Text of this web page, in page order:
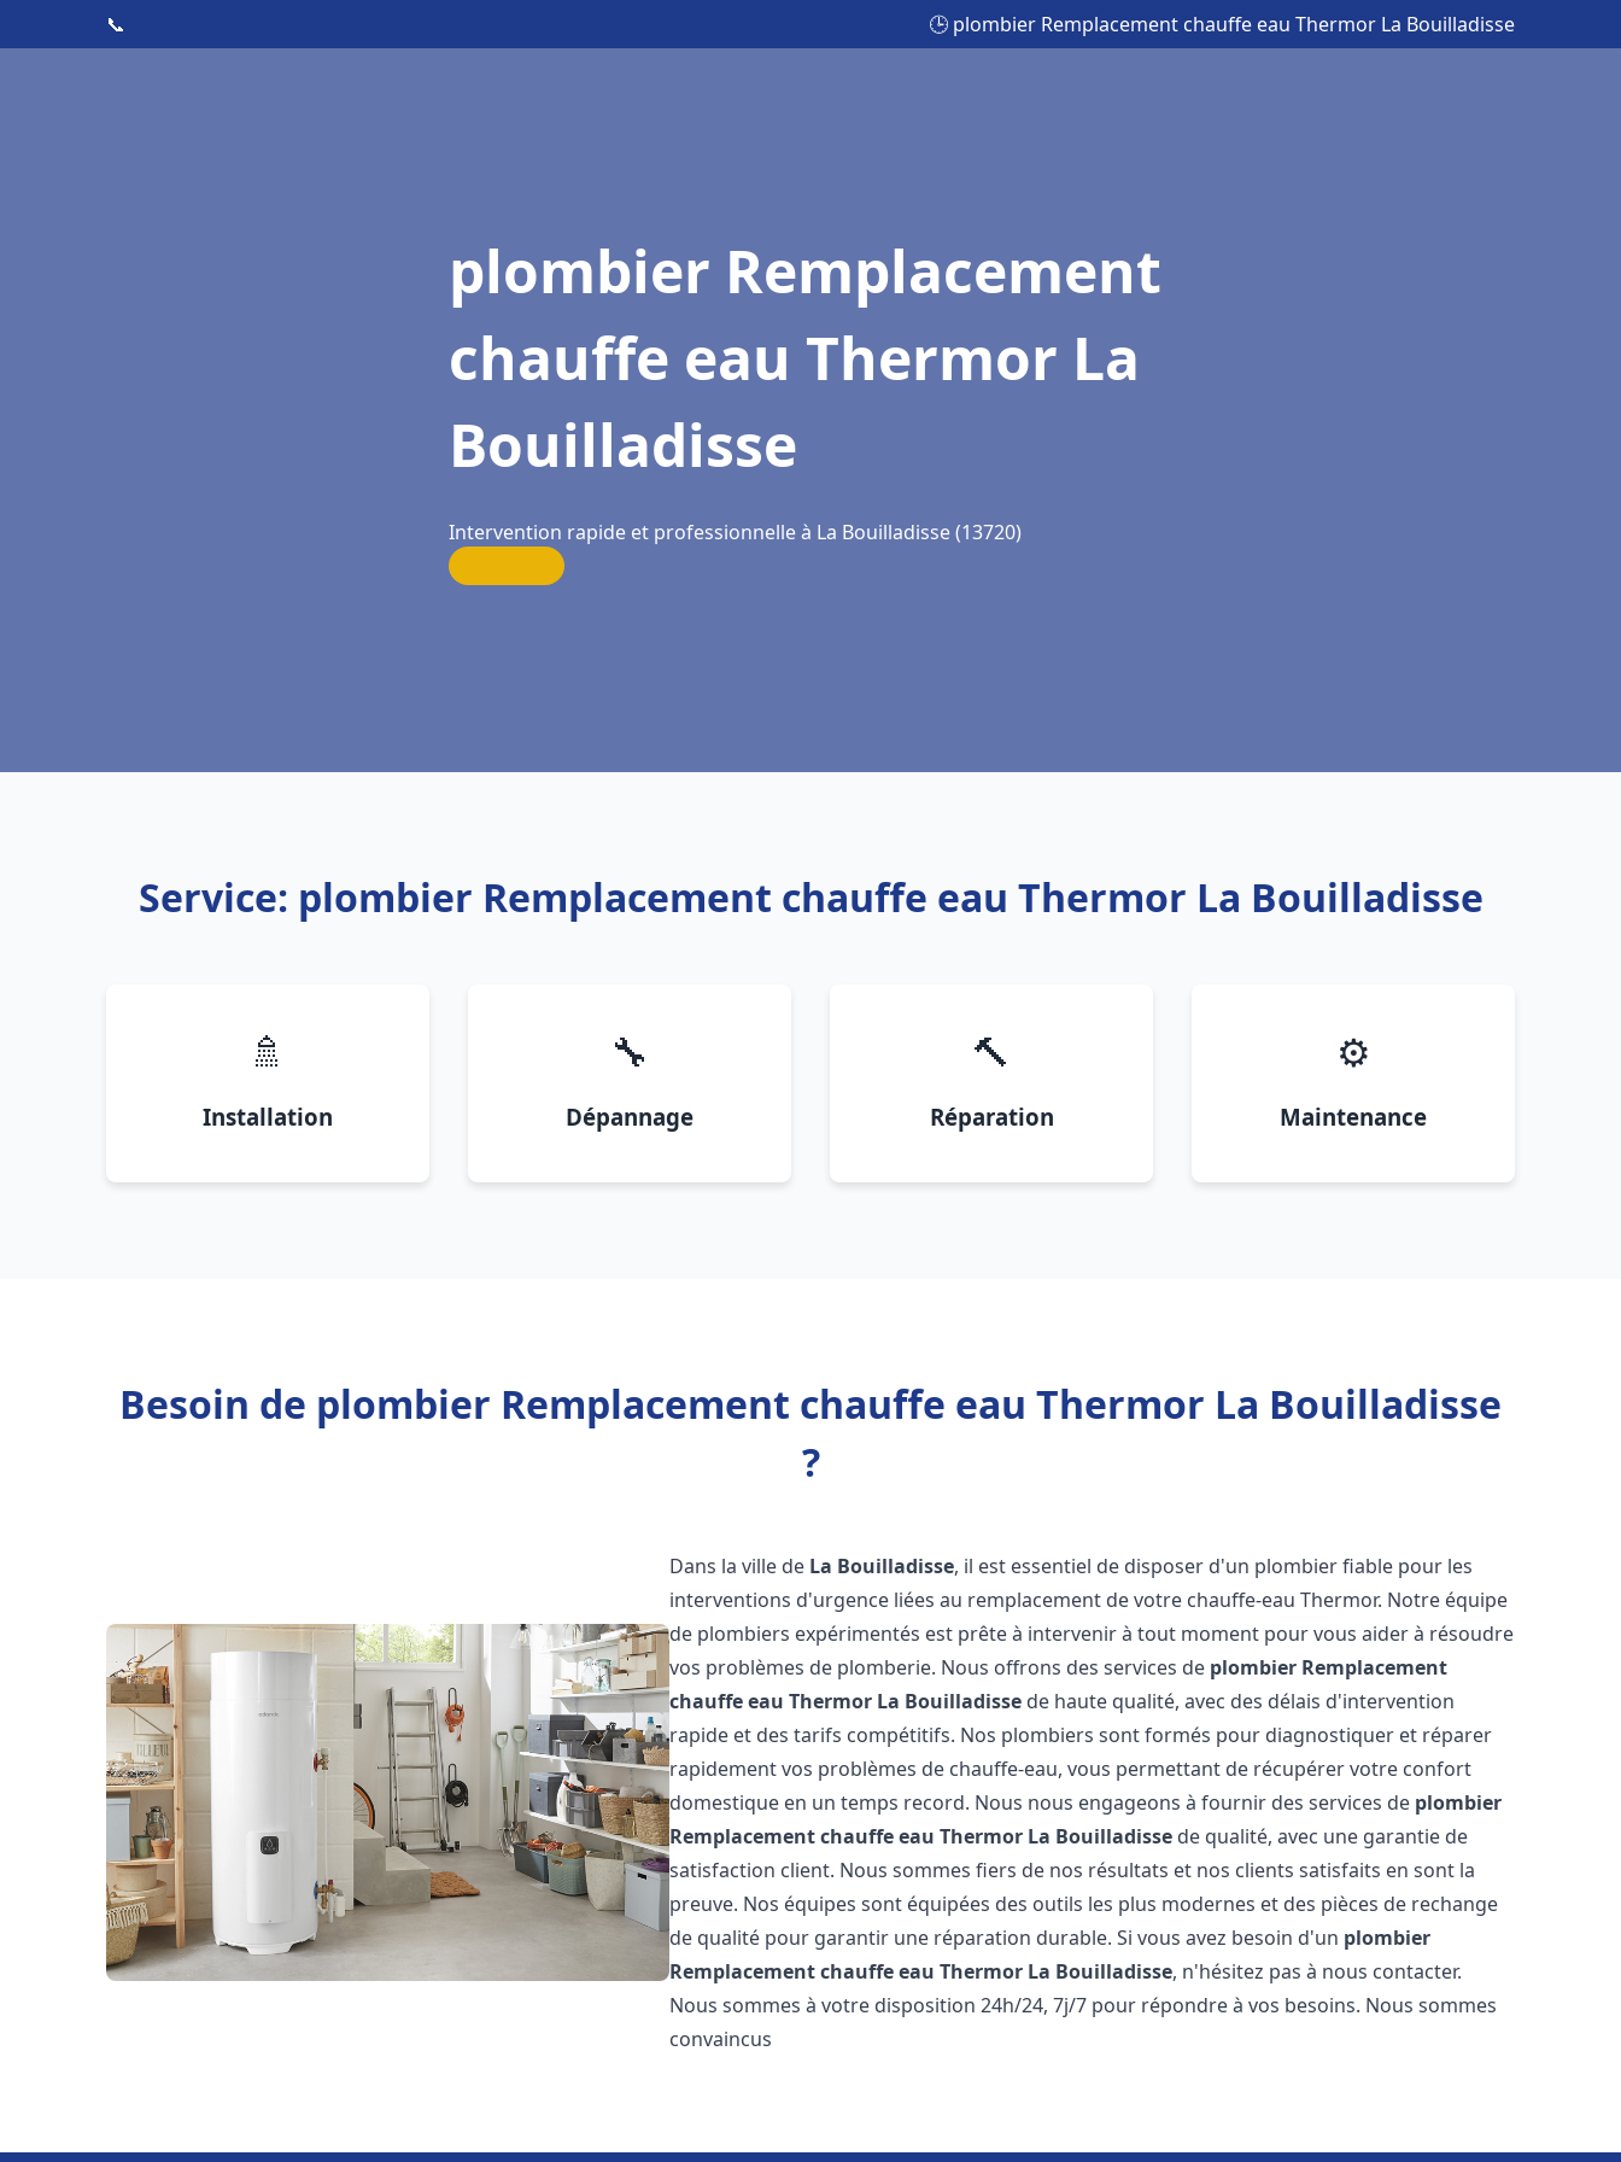
📞 🕒 plombier Remplacement chauffe eau Thermor La Bouilladisse
plombier Remplacement
chauffe eau Thermor La
Bouilladisse
Intervention rapide et professionnelle à La Bouilladisse (13720)
Service: plombier Remplacement chauffe eau Thermor La Bouilladisse
🚿
Installation
🔧
Dépannage
🔨
Réparation
⚙️
Maintenance
Besoin de plombier Remplacement chauffe eau Thermor La Bouilladisse
?
Dans la ville de La Bouilladisse, il est essentiel de disposer d'un plombier fiable pour les
interventions d'urgence liées au remplacement de votre chauffe-eau Thermor. Notre équipe
de plombiers expérimentés est prête à intervenir à tout moment pour vous aider à résoudre
vos problèmes de plomberie. Nous offrons des services de plombier Remplacement
chauffe eau Thermor La Bouilladisse de haute qualité, avec des délais d'intervention
rapide et des tarifs compétitifs. Nos plombiers sont formés pour diagnostiquer et réparer
rapidement vos problèmes de chauffe-eau, vous permettant de récupérer votre confort
domestique en un temps record. Nous nous engageons à fournir des services de plombier
Remplacement chauffe eau Thermor La Bouilladisse de qualité, avec une garantie de
satisfaction client. Nous sommes fiers de nos résultats et nos clients satisfaits en sont la
preuve. Nos équipes sont équipées des outils les plus modernes et des pièces de rechange
de qualité pour garantir une réparation durable. Si vous avez besoin d'un plombier
Remplacement chauffe eau Thermor La Bouilladisse, n'hésitez pas à nous contacter.
Nous sommes à votre disposition 24h/24, 7j/7 pour répondre à vos besoins. Nous sommes
convaincus